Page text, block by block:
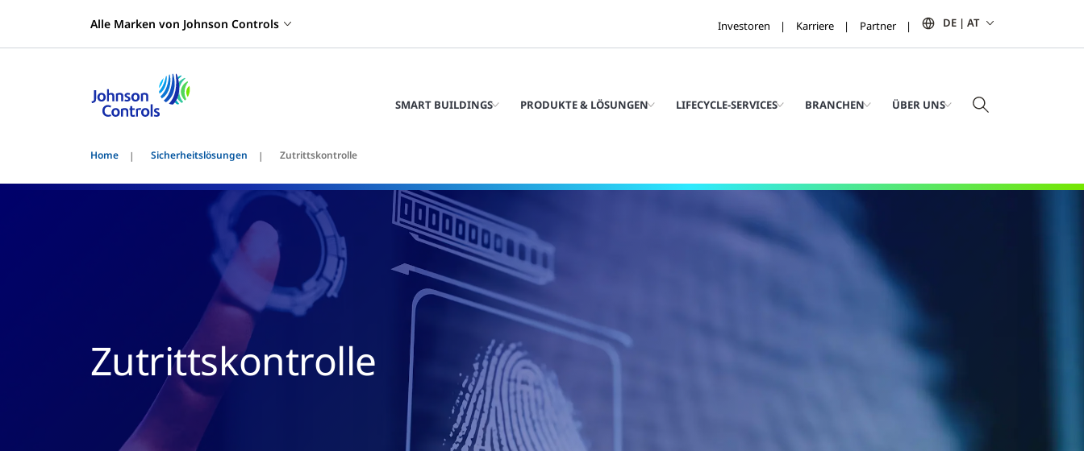
Alle Marken von Johnson Controls Investoren Karriere Partner DE | AT
SMART BUILDINGS PRODUKTE & LÖSUNGEN LIFECYCLE-SERVICES BRANCHEN ÜBER UNS
Home Sicherheitslösungen Zutrittskontrolle
Zutrittskontrolle